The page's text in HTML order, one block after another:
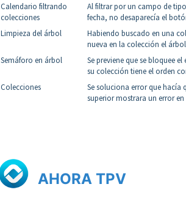
Calendario filtrando
colecciones
Al filtrar por un campo de
fecha, no desaparecía el
Limpieza del árbol
Habiendo buscado en una
nueva en la colección el
Semáforo en árbol
Se previene que se bloquee
su colección tiene el orden
Colecciones
Se soluciona error que hacía
superior mostrara un error en
AHORA TPV